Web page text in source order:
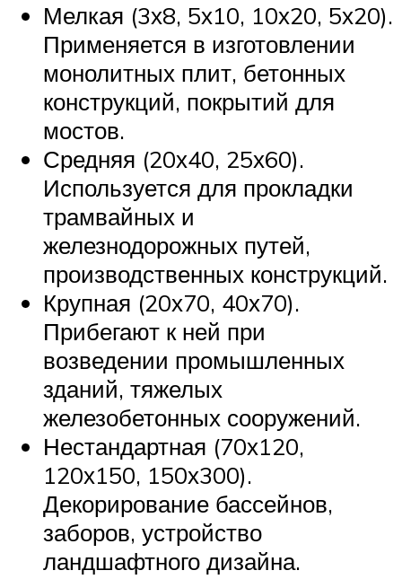
Мелкая (3х8, 5х10, 10х20, 5х20).
Применяется в изготовлении
монолитных плит, бетонных
конструкций, покрытий для
мостов.
Средняя (20х40, 25х60).
Используется для прокладки
трамвайных и
железнодорожных путей,
производственных конструкций.
Крупная (20х70, 40х70).
Прибегают к ней при
возведении промышленных
зданий, тяжелых
железобетонных сооружений.
Нестандартная (70х120,
120х150, 150х300).
Декорирование бассейнов,
заборов, устройство
ландшафтного дизайна.